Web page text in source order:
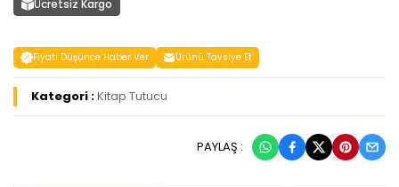
Ücretsiz Kargo
Fiyatı Düşünce Haber Ver Ürünü Tavsiye Et
Kategori :Kitap Tutucu
PAYLAŞ :